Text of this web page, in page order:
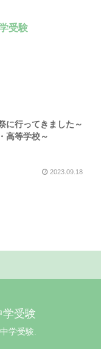
受験
に行ってきました～
高等学校～
2023.09.18
学受験
学受験.